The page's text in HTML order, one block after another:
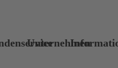
Unternehmen